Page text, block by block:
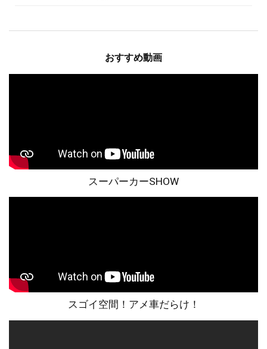
おすすめ動画
スーパーカーSHOW
スゴイ空間！アメ車だらけ！